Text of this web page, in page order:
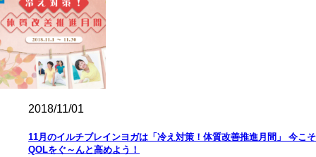
2018/11/01
11月のイルチブレインヨガは「冷え対策！体質改善推進月間」 今こそ
QOLをぐ～んと高めよう！